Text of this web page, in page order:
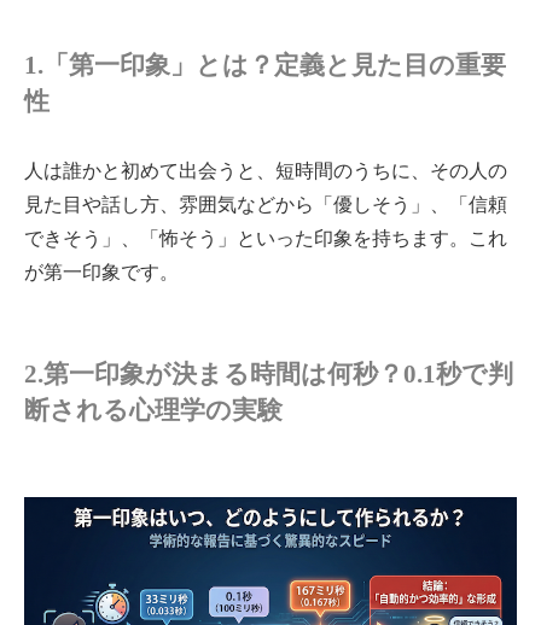
1.「第一印象」とは？定義と見た目の重要
性
人は誰かと初めて出会うと、短時間のうちに、その人の
見た目や話し方、雰囲気などから「優しそう」、「信頼
できそう」、「怖そう」といった印象を持ちます。これ
が第一印象です。
2.第一印象が決まる時間は何秒？0.1秒で判
断される心理学の実験